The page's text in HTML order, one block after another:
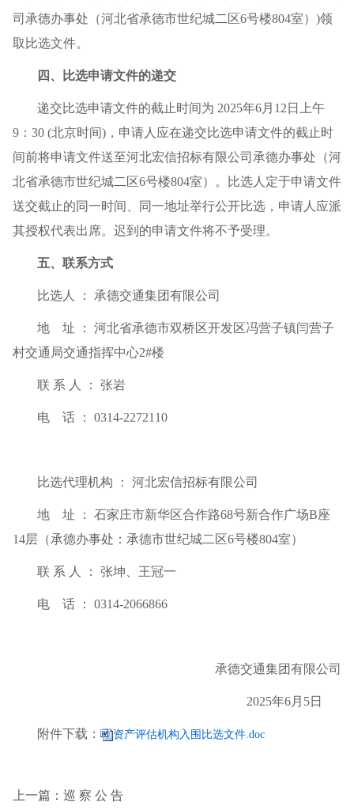
司承德办事处（河北省承德市世纪城二区6号楼804室）)领
取比选文件。
四、比选申请文件的递交
递交比选申请文件的截止时间为 2025年6月12日上午
9：30 (北京时间)，申请人应在递交比选申请文件的截止时
间前将申请文件送至河北宏信招标有限公司承德办事处（河
北省承德市世纪城二区6号楼804室）。比选人定于申请文件
送交截止的同一时间、同一地址举行公开比选，申请人应派
其授权代表出席。迟到的申请文件将不予受理。
五、联系方式
比选人 ： 承德交通集团有限公司
地 址 ： 河北省承德市双桥区开发区冯营子镇闫营子
村交通局交通指挥中心2#楼
联 系 人 ： 张岩
电 话 ： 0314-2272110
比选代理机构 ： 河北宏信招标有限公司
地 址 ： 石家庄市新华区合作路68号新合作广场B座
14层（承德办事处：承德市世纪城二区6号楼804室）
联 系 人 ： 张坤、王冠一
电 话 ： 0314-2066866
承德交通集团有限公司
2025年6月5日
附件下载： 资产评估机构入围比选文件.doc
上一篇：巡 察 公 告